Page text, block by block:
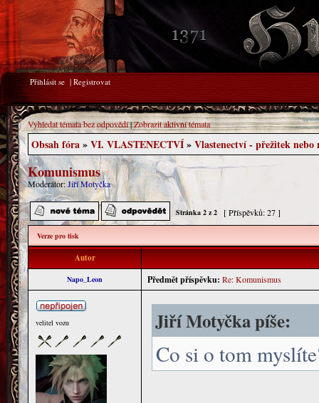
Přihlásit se | Registrovat
Vyhledat témata bez odpovědí|Zobrazit aktivní témata
Obsah fóra»VI. VLASTENECTVÍ»Vlastenectví - přežitek nebo
Komunismus
Moderátor:Jiří Motyčka
Stránka 2 z2 [ Příspěvků: 27 ]
Verze pro tisk
Autor
Napo_Leon Předmět příspěvku: Re: Komunismus
velitel vozu Jiří Motyčka píše:
Co si o tom